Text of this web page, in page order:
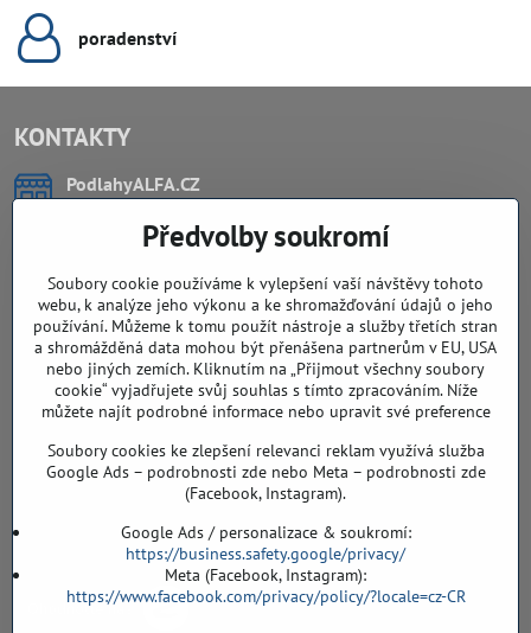
poradenství
KONTAKTY
PodlahyALFA​.CZ
Záříčí, ev.č. 54
768 11 Chropyně
DIČ: CZ8103114129
Sklad, vzorkovna PO TELEFONICKÉ DOMLUVĚ
Záříčí ev. č. 54
768 11 Chropyně
608 855 055
podlahyALFA​@seznam​.cz
Předvolby soukromí
Soubory cookie používáme k vylepšení vaší návštěvy tohoto
webu, k analýze jeho výkonu a ke shromažďování údajů o jeho
používání. Můžeme k tomu použít nástroje a služby třetích stran
a shromážděná data mohou být přenášena partnerům v EU, USA
nebo jiných zemích. Kliknutím na „Přijmout všechny soubory
cookie“ vyjadřujete svůj souhlas s tímto zpracováním. Níže
můžete najít podrobné informace nebo upravit své preference
Soubory cookies ke zlepšení relevanci reklam využívá služba
Google Ads – podrobnosti zde nebo Meta – podrobnosti zde
(Facebook, Instagram).
Google Ads / personalizace & soukromí:
https://business.safety.google/privacy/
Meta (Facebook, Instagram):
https://www.facebook.com/privacy/policy/?locale=cz-CR